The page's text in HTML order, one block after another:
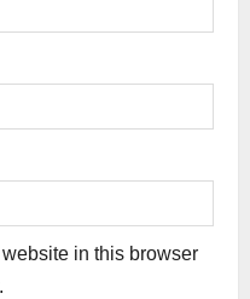
in this browser